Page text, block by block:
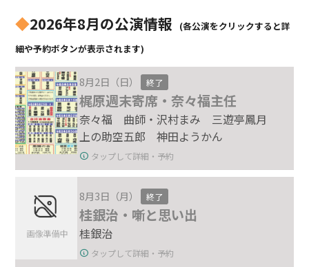
◆2026年8月の公演情報
(各公演をクリックすると詳
細や予約ボタンが表示されます)
8月2日（日） 終了
梶原週末寄席・奈々福主任
奈々福 曲師・沢村まみ 三遊亭鳳月
上の助空五郎 神田ようかん
タップして詳細・予約
8月3日（月） 終了
桂銀治・噺と思い出
桂銀治
タップして詳細・予約